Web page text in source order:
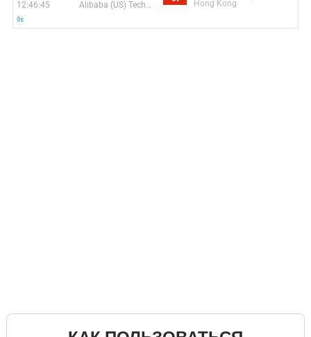
12:46:45
0s
Alibaba (US) Technology Co., Ltd. Hong Kong